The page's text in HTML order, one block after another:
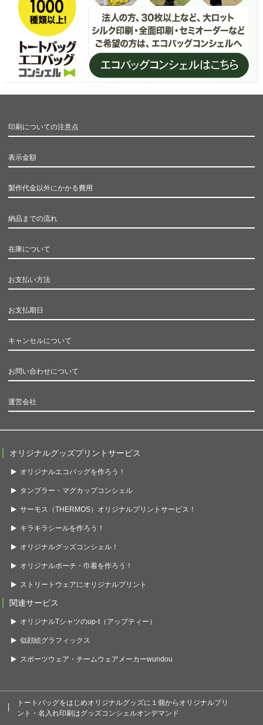
印刷についての注意点
表示金額
製作代金以外にかかる費用
納品までの流れ
在庫について
お支払い方法
お支払期日
キャンセルについて
お問い合わせについて
運営会社
オリジナルグッズプリントサービス
オリジナルエコバッグを作ろう！
タンブラー・マグカップコンシェル
サーモス（THERMOS）オリジナルプリントサービス！
キラキラシールを作ろう！
オリジナルグッズコンシェル！
オリジナルポーチ・巾着を作ろう！
ストリートウェアにオリジナルプリント
関連サービス
オリジナルTシャツのup-t（アップティー）
似顔絵グラフィックス
スポーツウェア・チームウェアメーカーwundou
トートバッグをはじめオリジナルグッズに１個からオリジナルプリ
ント・名入れ印刷はグッズコンシェルオンデマンド